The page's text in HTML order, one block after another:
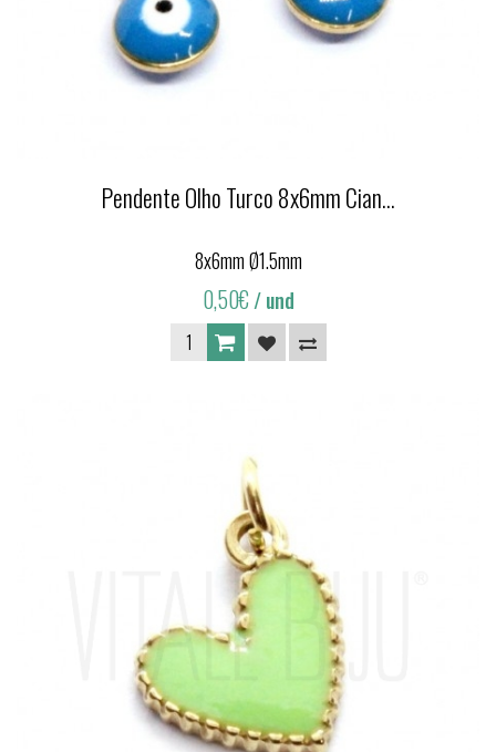
Pendente Olho Turco 8x6mm Cian...
8x6mm Ø1.5mm
0,50€/ und